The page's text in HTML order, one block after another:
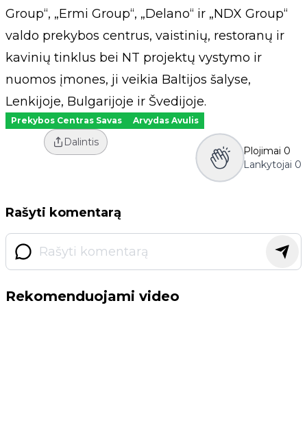
Group“, „Ermi Group“, „Delano“ ir „NDX Group“
valdo prekybos centrus, vaistinių, restoranų ir
kavinių tinklus bei NT projektų vystymo ir
nuomos įmones, ji veikia Baltijos šalyse,
Lenkijoje, Bulgarijoje ir Švedijoje.
Prekybos Centras Savas Arvydas Avulis
Dalintis
Plojimai 0
Lankytojai 0
Rašyti komentarą
Rekomenduojami video